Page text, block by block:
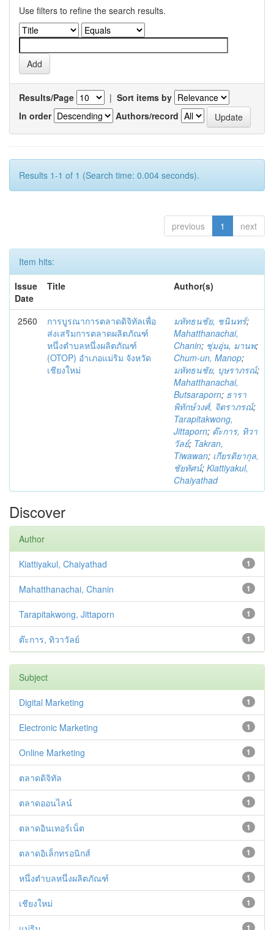
Use filters to refine the search results.
Results/Page | Sort items by
In order
Authors/record
Results 1-1 of 1 (Search time: 0.004 seconds).
previous 1 next
Item hits:
Issue
Date
Title Author(s)
2560
การบูรณาการตลาดดิจิทัลเพื่อ
ส่งเสริมการตลาดผลิตภัณฑ์
หนึ่งตำบลหนึ่งผลิตภัณฑ์
(OTOP) อำเภอแม่ริม จังหวัด
เชียงใหม่
มหัทธนชัย, ชนินทร์;
Mahatthanachai,
Chanin; ชุ่มอุ่น, มานพ;
Chum-un, Manop;
มหัทธนชัย, บุษราภรณ์;
Mahatthanachai,
Butsaraporn; ธารา
พิทักษ์วงศ์, จิตราภรณ์;
Tarapitakwong,
Jittaporn; ต๊ะการ, ทิวา
วัลย์; Takran,
Tiwawan; เกียรติยากุล,
ชัยทัศน์; Kiattiyakul,
Chaiyathad
Discover
Author
1
Kiattiyakul, Chaiyathad
1
Mahatthanachai, Chanin
1
Tarapitakwong, Jittaporn
1
ต๊ะการ, ทิวาวัลย์
Subject
1
Digital Marketing
1
Electronic Marketing
1
Online Marketing
1
ตลาดดิจิทัล
1
ตลาดออนไลน์
1
ตลาดอินเทอร์เน็ต
1
ตลาดอิเล็กทรอนิกส์
1
หนึ่งตำบลหนึ่งผลิตภัณฑ์
1
เชียงใหม่
1